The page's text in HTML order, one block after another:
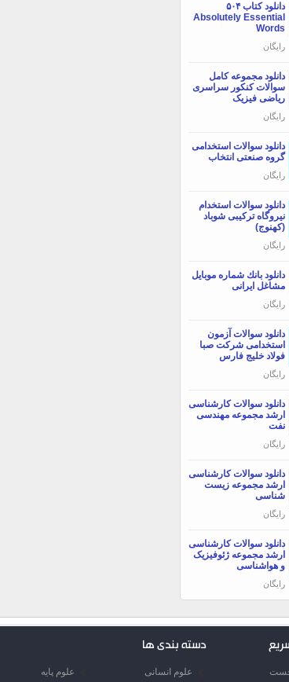
دانلود کتاب ۵۰۴
Absolutely Essential
Words
رایگان
دانلود مجموعه کامل
سوالات کنکور سراسری
ریاضی فیزیک
رایگان
دانلود سوالات استخدامی
گروه صنعتی انتخاب
رایگان
دانلود سوالات استخدام
نیروگاه ترکیبی شوباد
(کهنوج)
رایگان
دانلود بانك شماره موبايل
مشاغل ایرانی
رایگان
دانلود سوالات آزمون
استخدامی شرکت صبا
فولاد خلیج فارس
رایگان
دانلود سوالات کارشناسی
ارشد مجموعه مهندسی
نفت
رایگان
دانلود سوالات کارشناسی
ارشد مجموعه زیست
شناسی
رایگان
دانلود سوالات کارشناسی
ارشد مجموعه ژئوفیزیک
و هواشناسی
رایگان
دسته بندی ها
علوم انسانی علوم پایه